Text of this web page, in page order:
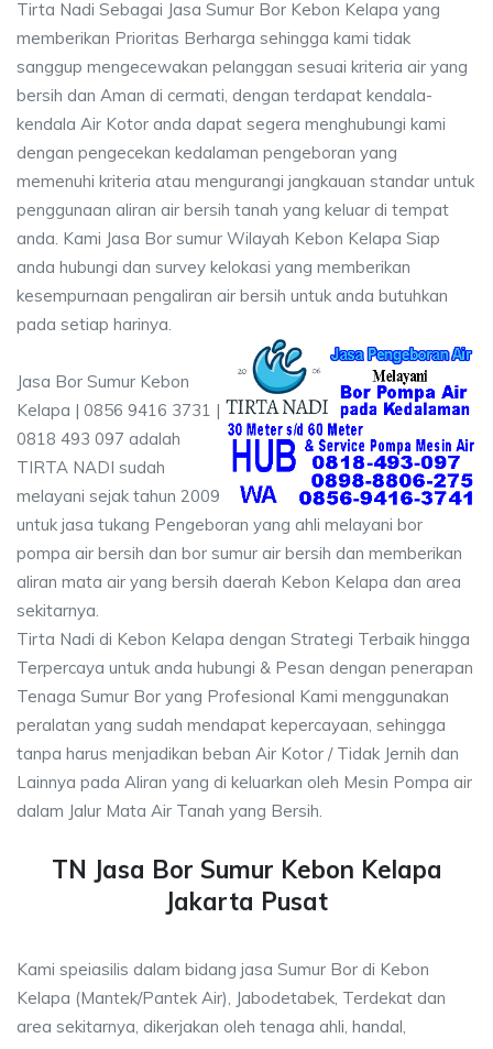
Tirta Nadi Sebagai Jasa Sumur Bor Kebon Kelapa yang
memberikan Prioritas Berharga sehingga kami tidak
sanggup mengecewakan pelanggan sesuai kriteria air yang
bersih dan Aman di cermati, dengan terdapat kendala-
kendala Air Kotor anda dapat segera menghubungi kami
dengan pengecekan kedalaman pengeboran yang
memenuhi kriteria atau mengurangi jangkauan standar untuk
penggunaan aliran air bersih tanah yang keluar di tempat
anda. Kami Jasa Bor sumur Wilayah Kebon Kelapa Siap
anda hubungi dan survey kelokasi yang memberikan
kesempurnaan pengaliran air bersih untuk anda butuhkan
pada setiap harinya.
Jasa Bor Sumur Kebon
Kelapa | 0856 9416 3731 |
0818 493 097 adalah
TIRTA NADI sudah
melayani sejak tahun 2009
untuk jasa tukang Pengeboran yang ahli melayani bor
pompa air bersih dan bor sumur air bersih dan memberikan
aliran mata air yang bersih daerah Kebon Kelapa dan area
sekitarnya.
Tirta Nadi di Kebon Kelapa dengan Strategi Terbaik hingga
Terpercaya untuk anda hubungi & Pesan dengan penerapan
Tenaga Sumur Bor yang Profesional Kami menggunakan
peralatan yang sudah mendapat kepercayaan, sehingga
tanpa harus menjadikan beban Air Kotor / Tidak Jernih dan
Lainnya pada Aliran yang di keluarkan oleh Mesin Pompa air
dalam Jalur Mata Air Tanah yang Bersih.
TN Jasa Bor Sumur Kebon Kelapa
Jakarta Pusat
Kami speiasilis dalam bidang jasa Sumur Bor di Kebon
Kelapa (Mantek/Pantek Air), Jabodetabek, Terdekat dan
area sekitarnya, dikerjakan oleh tenaga ahli, handal,